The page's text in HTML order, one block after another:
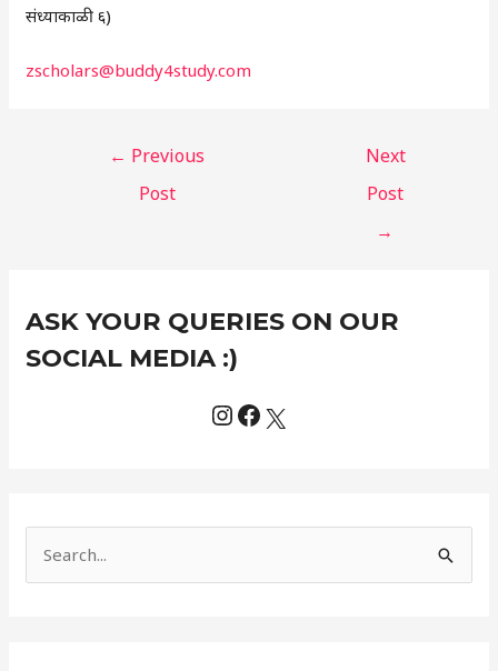
संध्याकाळी ६)
zscholars@buddy4study.com
← Previous
Post
Next
Post
→
ASK YOUR QUERIES ON OUR
SOCIAL MEDIA :)
a
t
s